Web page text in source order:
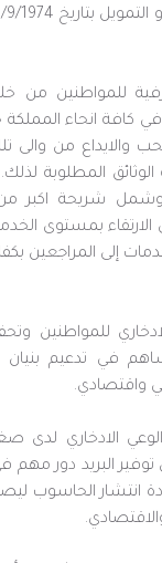
للمواطنين من
في كافة انحاء
والايداع من والى
المطلوبة
وشمل شريحة اكبر
بمستوى
إلى المراجعين
للمواطنين
في تدعيم بنيان
واقتصادي.
الادخاري لدى
توفير البريد دور
الحاسوب